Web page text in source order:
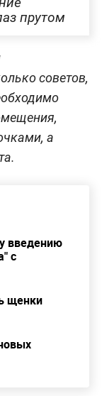
прутом
советов,
а
введению
с
щенки